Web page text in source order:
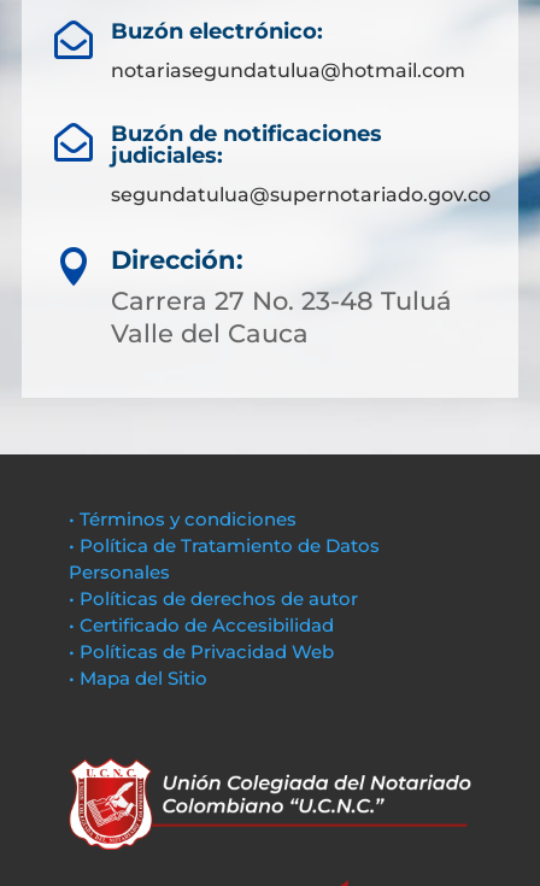
 Buzón electrónico:
notariasegundatulua@hotmail.com

Buzón de notificaciones
judiciales:
segundatulua@supernotariado.gov.co

Dirección:
Carrera 27 No. 23-48 Tuluá
Valle del Cauca
• Términos y condiciones
• Política de Tratamiento de Datos
Personales
• Políticas de derechos de autor
• Certificado de Accesibilidad
• Políticas de Privacidad Web
• Mapa del Sitio